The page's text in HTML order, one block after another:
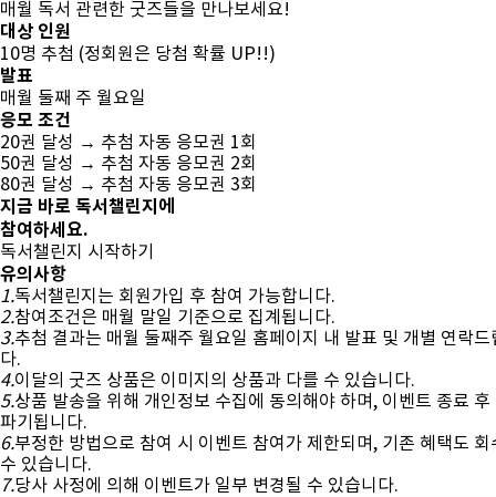
매월 독서 관련한 굿즈들을 만나보세요!
대상 인원
10명 추첨 (정회원은 당첨 확률 UP!!)
발표
매월 둘째 주 월요일
응모 조건
20권 달성 → 추첨 자동 응모권 1회
50권 달성 → 추첨 자동 응모권 2회
80권 달성 → 추첨 자동 응모권 3회
지금 바로 독서챌린지에
참여하세요.
독서챌린지 시작하기
유의사항
1.독서챌린지는 회원가입 후 참여 가능합니다.
2.참여조건은 매월 말일 기준으로 집계됩니다.
3.추첨 결과는 매월 둘째주 월요일 홈페이지 내 발표 및 개별 연락드
다.
4.이달의 굿즈 상품은 이미지의 상품과 다를 수 있습니다.
5.상품 발송을 위해 개인정보 수집에 동의해야 하며, 이벤트 종료 후
파기됩니다.
6.부정한 방법으로 참여 시 이벤트 참여가 제한되며, 기존 혜택도 회
수 있습니다.
7.당사 사정에 의해 이벤트가 일부 변경될 수 있습니다.